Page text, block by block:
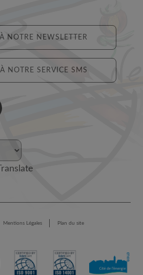
NOTRE NEWSLETTER
NOTRE SERVICE SMS
Translate
Mentions Légales Plan du site